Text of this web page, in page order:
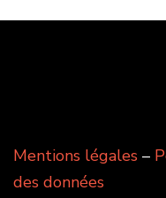
Mentions légales –
des données